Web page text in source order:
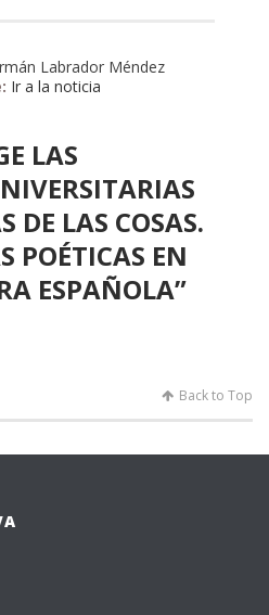
Labrador Méndez
Ir a la noticia
LAS
DE LAS COSAS.
POÉTICAS EN
ESPAÑOLA”
Back to Top